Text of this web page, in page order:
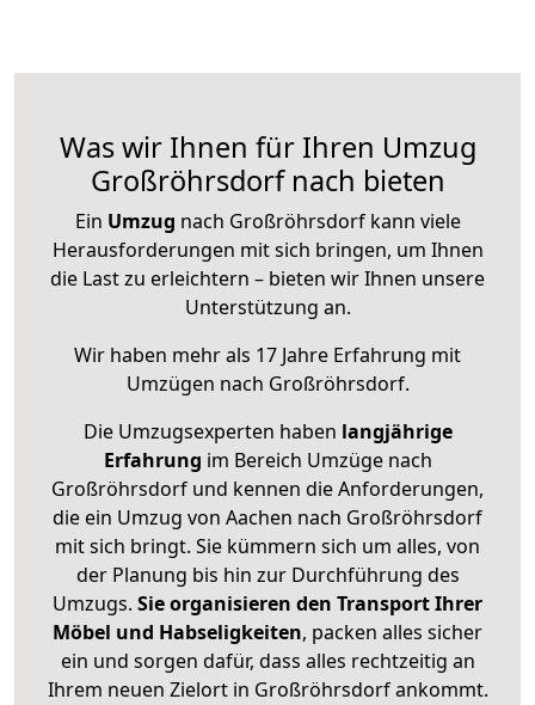
Was wir Ihnen für Ihren Umzug
Großröhrsdorf nach bieten
Ein Umzug nach Großröhrsdorf kann viele
Herausforderungen mit sich bringen, um Ihnen
die Last zu erleichtern – bieten wir Ihnen unsere
Unterstützung an.
Wir haben mehr als 17 Jahre Erfahrung mit
Umzügen nach Großröhrsdorf.
Die Umzugsexperten haben langjährige
Erfahrung im Bereich Umzüge nach
Großröhrsdorf und kennen die Anforderungen,
die ein Umzug von Aachen nach Großröhrsdorf
mit sich bringt. Sie kümmern sich um alles, von
der Planung bis hin zur Durchführung des
Umzugs. Sie organisieren den Transport Ihrer
Möbel und Habseligkeiten, packen alles sicher
ein und sorgen dafür, dass alles rechtzeitig an
Ihrem neuen Zielort in Großröhrsdorf ankommt.